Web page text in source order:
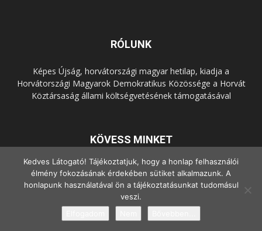
RÓLUNK
Képes Újság, horvátországi magyar hetilap, kiadja a
Horvátországi Magyarok Demokratikus Közössége a Horvát
Köztársaság állami költségvetésének támogatásával
KÖVESS MINKET
© Copyright - 2022 Minden jog fenntartva.
Kedves Látogató! Tájékoztatjuk, hogy a honlap felhasználói
élmény fokozásának érdekében sütiket alkalmazunk. A
honlapunk használatával ön a tájékoztatásunkat tudomásul
veszi.